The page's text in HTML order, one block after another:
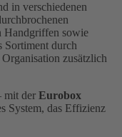
in verschiedenen
Handgriffen sowie
Sortiment durch
zusätzlich
mit der Eurobox
System, das Effizienz